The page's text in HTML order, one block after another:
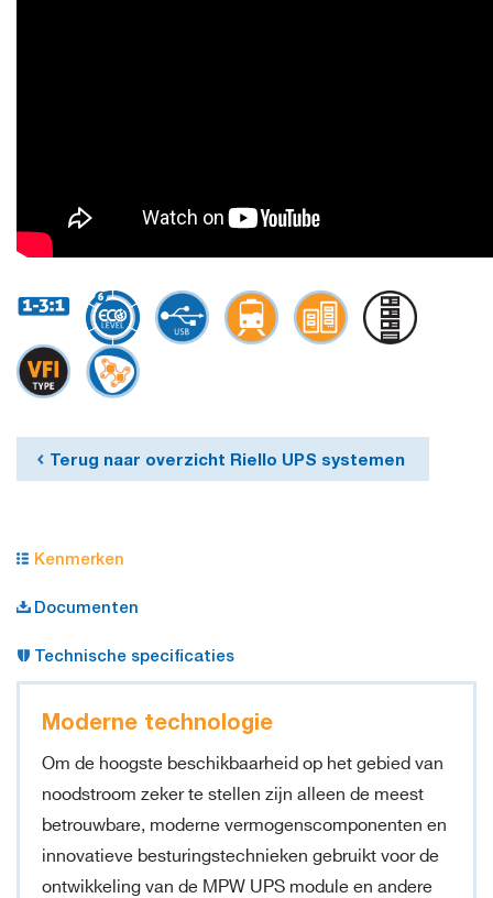
Terug naar overzicht Riello UPS systemen
Kenmerken
Documenten
Technische specificaties
Moderne technologie
Om de hoogste beschikbaarheid op het gebied van
noodstroom zeker te stellen zijn alleen de meest
betrouwbare, moderne vermogenscomponenten en
innovatieve besturingstechnieken gebruikt voor de
ontwikkeling van de MPW UPS module en andere